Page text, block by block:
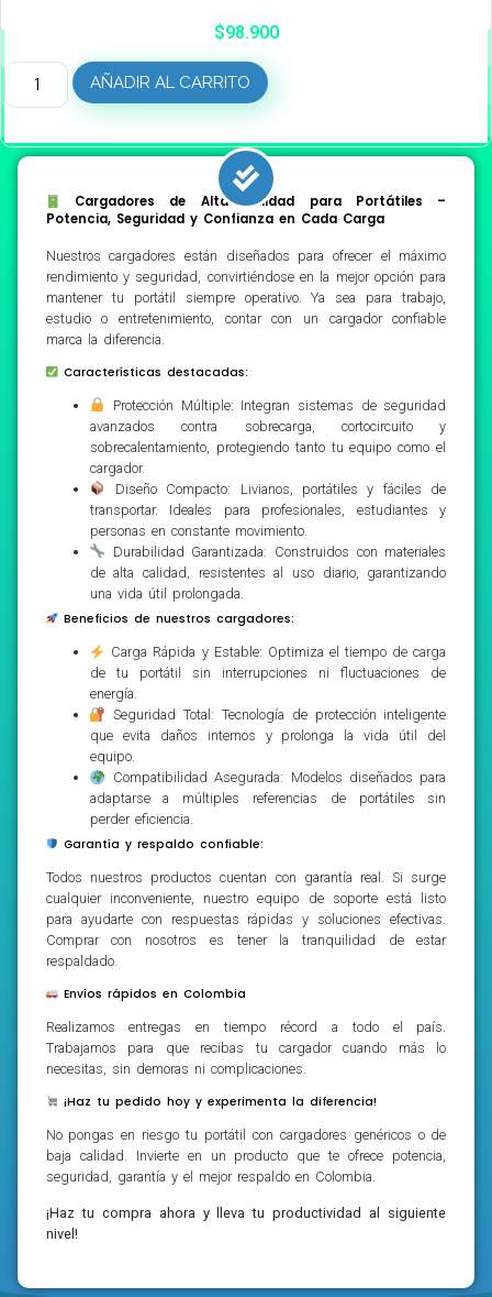
$98.900
AÑADIR AL CARRITO
Cargadores de Alta Calidad para Portátiles –
Potencia, Seguridad y Confianza en Cada Carga
Nuestros cargadores están diseñados para ofrecer el máximo
rendimiento y seguridad, convirtiéndose en la mejor opción para
mantener tu portátil siempre operativo. Ya sea para trabajo,
estudio o entretenimiento, contar con un cargador confiable
marca la diferencia.
Características destacadas:
Protección Múltiple: Integran sistemas de seguridad
avanzados contra sobrecarga, cortocircuito y
sobrecalentamiento, protegiendo tanto tu equipo como el
cargador.
Diseño Compacto: Livianos, portátiles y fáciles de
transportar. Ideales para profesionales, estudiantes y
personas en constante movimiento.
Durabilidad Garantizada: Construidos con materiales
de alta calidad, resistentes al uso diario, garantizando
una vida útil prolongada.
Beneficios de nuestros cargadores:
Carga Rápida y Estable: Optimiza el tiempo de carga
de tu portátil sin interrupciones ni fluctuaciones de
energía.
Seguridad Total: Tecnología de protección inteligente
que evita daños internos y prolonga la vida útil del
equipo.
Compatibilidad Asegurada: Modelos diseñados para
adaptarse a múltiples referencias de portátiles sin
perder eficiencia.
Garantía y respaldo confiable:
Todos nuestros productos cuentan con garantía real. Si surge
cualquier inconveniente, nuestro equipo de soporte está listo
para ayudarte con respuestas rápidas y soluciones efectivas.
Comprar con nosotros es tener la tranquilidad de estar
respaldado.
Envíos rápidos en Colombia
Realizamos entregas en tiempo récord a todo el país.
Trabajamos para que recibas tu cargador cuando más lo
necesitas, sin demoras ni complicaciones.
¡Haz tu pedido hoy y experimenta la diferencia!
No pongas en riesgo tu portátil con cargadores genéricos o de
baja calidad. Invierte en un producto que te ofrece potencia,
seguridad, garantía y el mejor respaldo en Colombia.
¡Haz tu compra ahora y lleva tu productividad al siguiente
nivel!